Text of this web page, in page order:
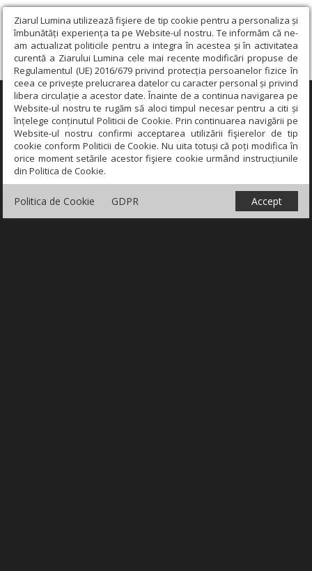
Ziarul Lumina utilizează fişiere de tip cookie pentru a personaliza și
îmbunătăți experiența ta pe Website-ul nostru. Te informăm că ne-
am actualizat politicile pentru a integra în acestea și în activitatea
curentă a Ziarului Lumina cele mai recente modificări propuse de
Regulamentul (UE) 2016/679 privind protecția persoanelor fizice în
ceea ce privește prelucrarea datelor cu caracter personal și privind
libera circulație a acestor date. Înainte de a continua navigarea pe
Website-ul nostru te rugăm să aloci timpul necesar pentru a citi și
înțelege conținutul Politicii de Cookie. Prin continuarea navigării pe
Website-ul nostru confirmi acceptarea utilizării fişierelor de tip
cookie conform Politicii de Cookie. Nu uita totuși că poți modifica în
orice moment setările acestor fişiere cookie urmând instrucțiunile
din Politica de Cookie.
Politica de Cookie GDPR Accept
×